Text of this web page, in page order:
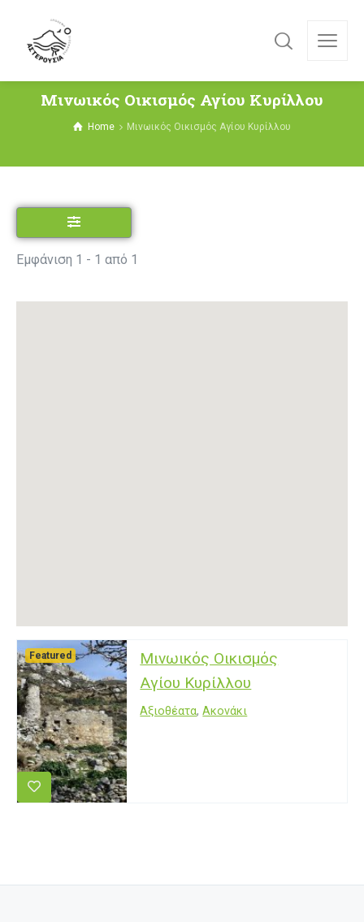
Μινωικός Οικισμός Αγίου Κυρίλλου
Home Μινωικός Οικισμός Αγίου Κυρίλλου
Εμφάνιση 1 - 1 από 1
Μινωικός Οικισμός
Αγίου Κυρίλλου
Αξιοθέατα,Ακονάκι
Featured